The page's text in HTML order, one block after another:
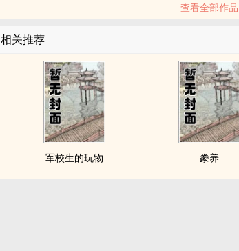
查看全部作品
相关推荐
军校生的玩物 豢养